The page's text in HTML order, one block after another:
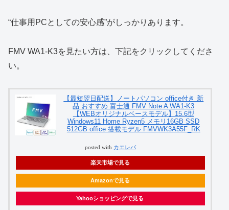
“仕事用PCとしての安心感”がしっかりあります。
FMV WA1-K3を見たい方は、下記をクリックしてくださ
い。
【最短翌日配送】ノートパソコン office付き 新
品 おすすめ 富士通 FMV Note A WA1-K3
【WEBオリジナルベースモデル】15.6型
Windows11 Home Ryzen5 メモリ16GB SSD
512GB office 搭載モデル FMVWK3A55F_RK
posted with カエレバ
楽天市場で見る
Amazonで見る
Yahooショッピングで見る